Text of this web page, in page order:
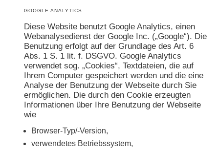
GOOGLE ANALYTICS
Diese Website benutzt Google Analytics, einen
Webanalysedienst der Google Inc. („Google“). Die
Benutzung erfolgt auf der Grundlage des Art. 6
Abs. 1 S. 1 lit. f. DSGVO. Google Analytics
verwendet sog. „Cookies“, Textdateien, die auf
Ihrem Computer gespeichert werden und die eine
Analyse der Benutzung der Webseite durch Sie
ermöglichen. Die durch den Cookie erzeugten
Informationen über Ihre Benutzung der Webseite
wie
Browser-Typ/-Version,
verwendetes Betriebssystem,